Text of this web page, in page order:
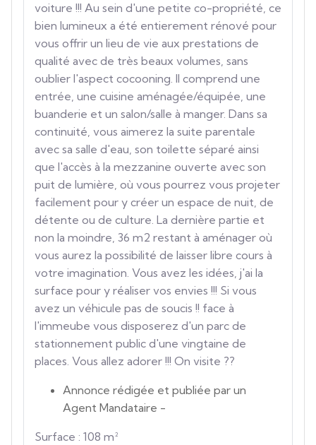
voiture !!! Au sein d'une petite co-propriété, ce
bien lumineux a été entierement rénové pour
vous offrir un lieu de vie aux prestations de
qualité avec de très beaux volumes, sans
oublier l'aspect cocooning. Il comprend une
entrée, une cuisine aménagée/équipée, une
buanderie et un salon/salle à manger. Dans sa
continuité, vous aimerez la suite parentale
avec sa salle d'eau, son toilette séparé ainsi
que l'accès à la mezzanine ouverte avec son
puit de lumière, où vous pourrez vous projeter
facilement pour y créer un espace de nuit, de
détente ou de culture. La dernière partie et
non la moindre, 36 m2 restant à aménager où
vous aurez la possibilité de laisser libre cours à
votre imagination. Vous avez les idées, j'ai la
surface pour y réaliser vos envies !!! Si vous
avez un véhicule pas de soucis !! face à
l'immeube vous disposerez d'un parc de
stationnement public d'une vingtaine de
places. Vous allez adorer !!! On visite ??
Annonce rédigée et publiée par un
Agent Mandataire -
Surface : 108 m²